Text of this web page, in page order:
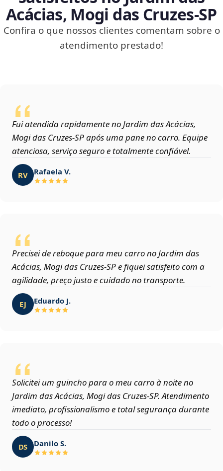
Acácias, Mogi das Cruzes‑SP
Confira o que nossos clientes comentam sobre o
atendimento prestado!
Fui atendida rapidamente no Jardim das Acácias,
Mogi das Cruzes‑SP após uma pane no carro. Equipe
atenciosa, serviço seguro e totalmente confiável.
RV Rafaela V.
Precisei de reboque para meu carro no Jardim das
Acácias, Mogi das Cruzes‑SP e fiquei satisfeito com a
agilidade, preço justo e cuidado no transporte.
EJ Eduardo J.
Solicitei um guincho para o meu carro à noite no
Jardim das Acácias, Mogi das Cruzes‑SP. Atendimento
imediato, profissionalismo e total segurança durante
todo o processo!
DS Danilo S.